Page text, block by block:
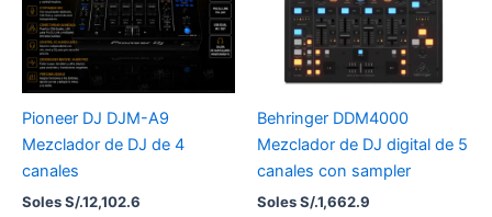
Pioneer DJ DJM-A9
Mezclador de DJ de 4
canales
Soles S/.12,102.6
Behringer DDM4000
Mezclador de DJ digital de 5
canales con sampler
Soles S/.1,662.9